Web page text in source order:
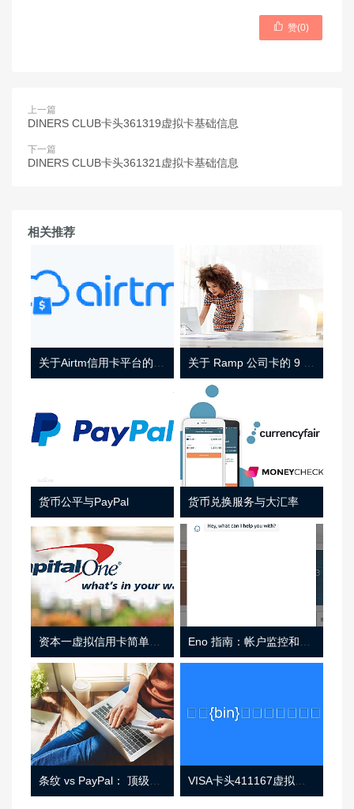
 赞(0)
上一篇
DINERS CLUB卡头361319虚拟卡基础信息
下一篇
DINERS CLUB卡头361321虚拟卡基础信息
相关推荐
货币公平与PayPal 货币兑换服务与大汇率
资本一虚拟信用卡简单介绍
条纹 vs PayPal： 顶级功能， 定价 （和更多！ VISA卡头411167虚拟卡基础信息